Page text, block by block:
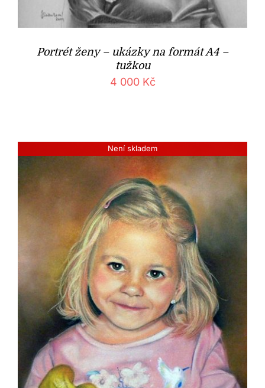
Portrét ženy – ukázky na formát A4 –
tužkou
4 000 Kč
Není skladem